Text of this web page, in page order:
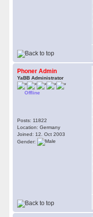
Phoner Admin
YaBB Administrator
Offline
Posts: 11822
Location: Germany
Joined: 12. Oct 2003
Gender: